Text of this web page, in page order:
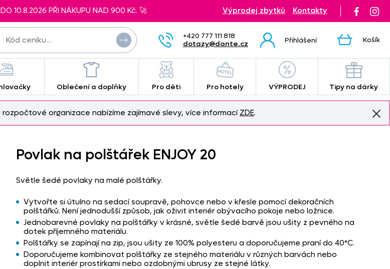
+420 777 111 818
dotazy@dante.cz
Přihlášení Košík
10.8.2026 PŘI NÁKUPU NAD 900 Kč. 🚀 Výprodej zbytků Kontakty
Oblečení a doplňky Pro děti Pro hotely VÝPRODEJ Tipy na dárky
organizace nabízíme zajímavé slevy, více informací ZDE.
Povlak na polštářek ENJOY 20
Světle šedé povlaky na malé polštářky.
Vytvořte si útulno na sedací soupravě, pohovce nebo v křesle pomocí dekoračních
polštářků. Není jednodušší způsob, jak oživit interiér obývacího pokoje nebo ložnice.
Jednobarevné povlaky na polštářky v krásné, světle šedé barvě jsou ušity z pevného na
dotek příjemného materiálu.
Polštářky se zapínají na zip, jsou ušity ze 100% polyesteru a doporučujeme praní do 40°C.
Doporučujeme kombinovat polštářky ze stejného materiálu v různých barvách nebo
doplnit interiér prostírkami nebo ozdobnými ubrusy ze stejné látky.